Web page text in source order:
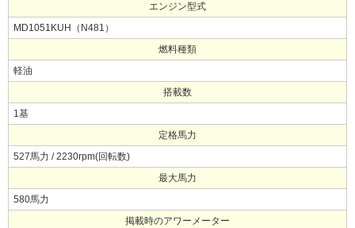
エンジン型式
MD1051KUH（N481）
燃料種類
軽油
搭載数
1基
定格馬力
527馬力 / 2230rpm(回転数)
最大馬力
580馬力
掲載時のアワーメーター